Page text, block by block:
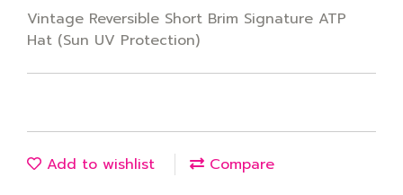
Vintage Reversible Short Brim Signature ATP
Hat (Sun UV Protection)
Add to wishlist
Compare